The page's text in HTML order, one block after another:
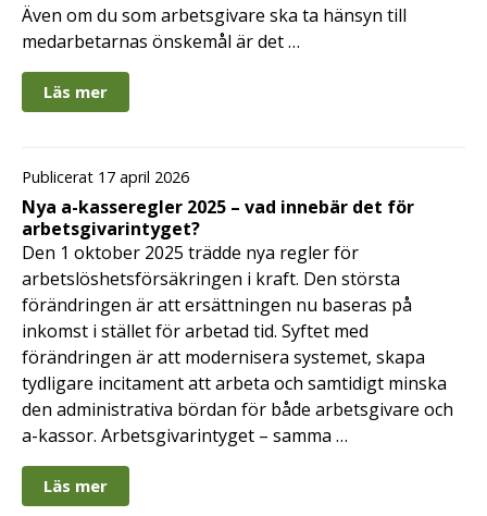
Även om du som arbetsgivare ska ta hänsyn till
medarbetarnas önskemål är det …
Läs mer
Publicerat 17 april 2026
Nya a-kasseregler 2025 – vad innebär det för
arbetsgivarintyget?
Den 1 oktober 2025 trädde nya regler för
arbetslöshetsförsäkringen i kraft. Den största
förändringen är att ersättningen nu baseras på
inkomst i stället för arbetad tid. Syftet med
förändringen är att modernisera systemet, skapa
tydligare incitament att arbeta och samtidigt minska
den administrativa bördan för både arbetsgivare och
a-kassor. Arbetsgivarintyget – samma …
Läs mer